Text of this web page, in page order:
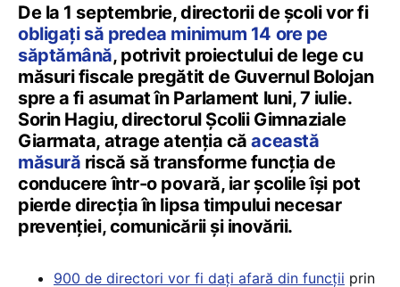
De la 1 septembrie, directorii de școli vor fi
obligați să predea minimum 14 ore pe
săptămână, potrivit proiectului de lege cu
măsuri fiscale pregătit de Guvernul Bolojan
spre a fi asumat în Parlament luni, 7 iulie.
Sorin Hagiu, directorul Școlii Gimnaziale
Giarmata, atrage atenția căaceastă
măsură riscă să transforme funcția de
conducere într-o povară, iar școlile își pot
pierde direcția în lipsa timpului necesar
prevenției, comunicării și inovării.
900 de directori vor fi dați afară din funcții prin